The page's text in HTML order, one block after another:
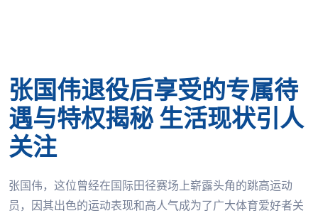
张国伟退役后享受的专属待
遇与特权揭秘 生活现状引人
关注
张国伟，这位曾经在国际田径赛场上崭露头角的跳高运动
员，因其出色的运动表现和高人气成为了广大体育爱好者关